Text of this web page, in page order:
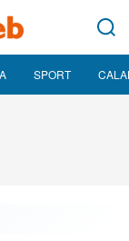
SPORT